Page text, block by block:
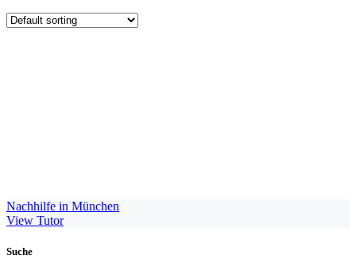
Nachhilfe in München
View Tutor
Suche